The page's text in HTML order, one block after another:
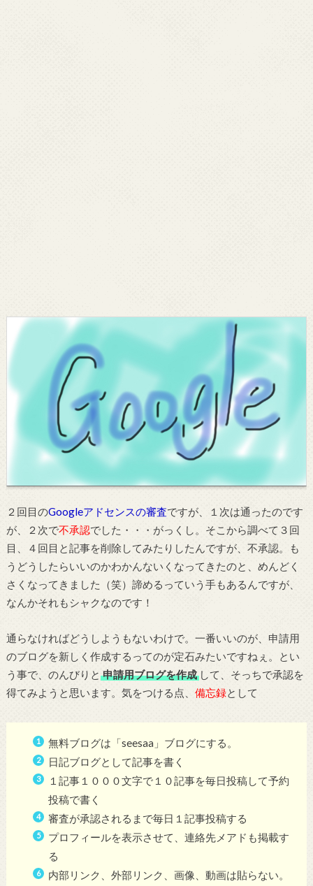
２回目のGoogleアドセンスの審査ですが、１次は通ったのです
が、２次で不承認でした・・・がっくし。そこから調べて３回
目、４回目と記事を削除してみたりしたんですが、不承認。も
うどうしたらいいのかわかんないくなってきたのと、めんどく
さくなってきました（笑）諦めるっていう手もあるんですが、
なんかそれもシャクなのです！
通らなければどうしようもないわけで。一番いいのが、申請用
のブログを新しく作成するってのが定石みたいですねぇ。とい
う事で、のんびりと 申請用ブログを作成して、そっちで承認を
得てみようと思います。気をつける点、 備忘録として
無料ブログは「seesaa」ブログにする。
日記ブログとして記事を書く
１記事１０００文字で１０記事を毎日投稿して予約
投稿で書く
審査が承認されるまで毎日１記事投稿する
プロフィールを表示させて、連絡先メアドも掲載す
る
内部リンク、外部リンク、画像、動画は貼らない。